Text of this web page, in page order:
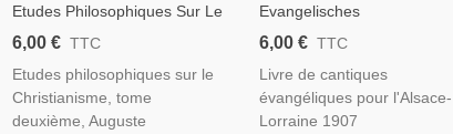
Etudes Philosophiques Sur Le
Christianisme, T2, Auguste
Âmes Du Purgatoire,
Immortalité,,
6,00 € TTC
Etudes philosophiques sur le
Christianisme, tome
deuxième, Auguste
Evangelisches
Gesangbüchen Für Elsass-
Lieder, Protestantisme,
Alsatiques
6,00 € TTC
Livre de cantiques
évangéliques pour l'Alsace-
Lorraine 1907